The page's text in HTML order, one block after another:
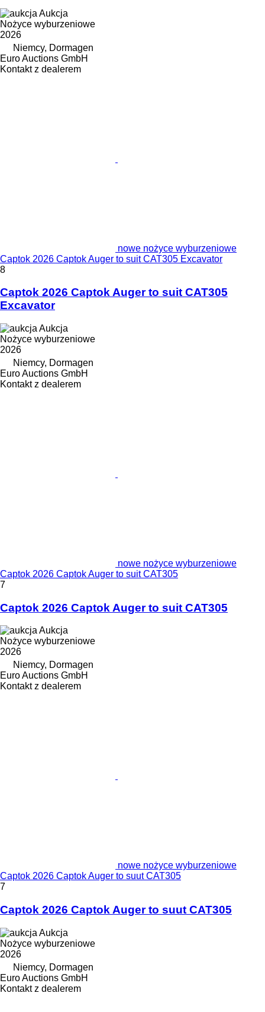
Aukcja
Nożyce wyburzeniowe
2026
Niemcy, Dormagen
Euro Auctions GmbH
Kontakt z dealerem
nowe nożyce wyburzeniowe
Captok 2026 Captok Auger to suit CAT305 Excavator
8
Captok 2026 Captok Auger to suit CAT305
Excavator
Aukcja
Nożyce wyburzeniowe
2026
Niemcy, Dormagen
Euro Auctions GmbH
Kontakt z dealerem
nowe nożyce wyburzeniowe
Captok 2026 Captok Auger to suit CAT305
7
Captok 2026 Captok Auger to suit CAT305
Aukcja
Nożyce wyburzeniowe
2026
Niemcy, Dormagen
Euro Auctions GmbH
Kontakt z dealerem
nowe nożyce wyburzeniowe
Captok 2026 Captok Auger to suut CAT305
7
Captok 2026 Captok Auger to suut CAT305
Aukcja
Nożyce wyburzeniowe
2026
Niemcy, Dormagen
Euro Auctions GmbH
Kontakt z dealerem